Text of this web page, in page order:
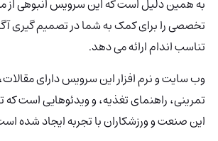
تخصصی را برای کمک به شما در تصمیم گیری
تناسب اندام ارائه می دهد.
وب سایت و نرم افزار این سرویس دارای
تمرینی، راهنمای تغذیه، و ویدئوهایی است
این صنعت و ورزشکاران با تجربه ایجاد شده